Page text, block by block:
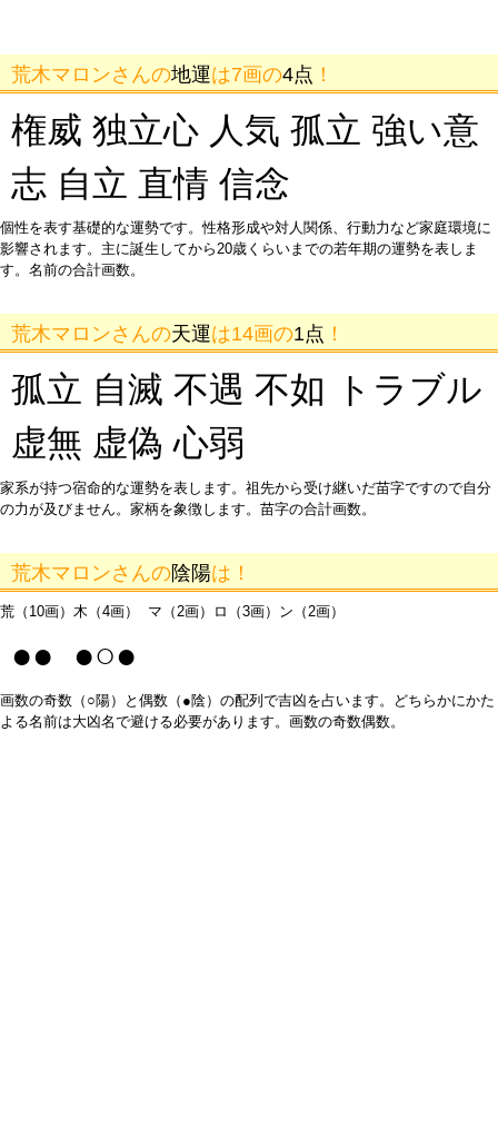
荒木マロンさんの地運は7画の4点 ！
権威 独立心 人気 孤立 強い意
志 自立 直情 信念
個性を表す基礎的な運勢です。性格形成や対人関係、行動力など家庭環境に
影響されます。主に誕生してから20歳くらいまでの若年期の運勢を表しま
す。名前の合計画数。
荒木マロンさんの天運は14画の1点 ！
孤立 自滅 不遇 不如 トラブル
虚無 虚偽 心弱
家系が持つ宿命的な運勢を表します。祖先から受け継いだ苗字ですので自分
の力が及びません。家柄を象徴します。苗字の合計画数。
荒木マロンさんの陰陽は！
荒（10画）木（4画） マ（2画）ロ（3画）ン（2画）
●● ●○●
画数の奇数（○陽）と偶数（●陰）の配列で吉凶を占います。どちらかにかた
よる名前は大凶名で避ける必要があります。画数の奇数偶数。